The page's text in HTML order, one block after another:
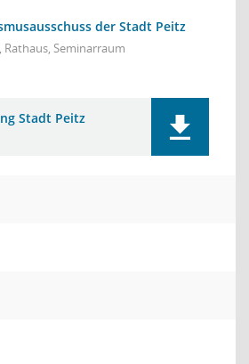
der Stadt Peitz
Rathaus, Seminarraum
Stadt Peitz